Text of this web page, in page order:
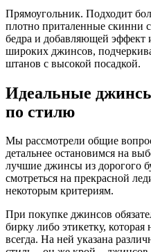
Прямоугольник. Подходит
плотно приталенные скинни
бедра и добавляющей эффект
широких джинсов,
штанов с высокой посадкой.
Идеальные
по стилю
Мы рассмотрели общие
детальнее остановимся на
лучшие джинсы из дорогого
смотреться на прекрасной
некоторым критериям.
При покупке джинсов
бирку либо этикетку, которая
всегда. На ней указана